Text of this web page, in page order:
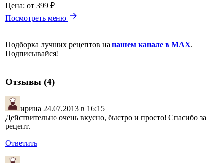
Цена: от 399 ₽
Посмотреть меню
Подборка лучших рецептов на нашем канале в MAX.
Подписывайся!
Отзывы (4)
ирина 24.07.2013 в 16:15
Действительно очень вкусно, быстро и просто! Спасибо за
рецепт.
Ответить